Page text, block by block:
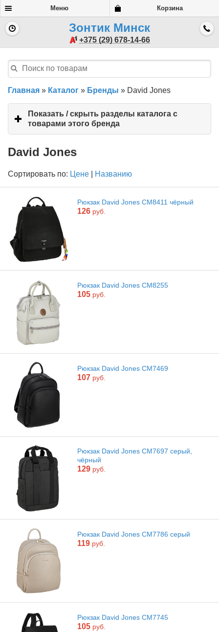
Меню Корзина
Зонтик Минск
+375 (29) 678-14-66
Главная » Каталог » Бренды » David Jones
Показать / скрыть разделы каталога с
товарами этого бренда
to
David Jones
Сортировать по: Цене Названию
Рюкзак David Jones CM8411 чёрный
126 руб.
Рюкзак David Jones CM8255
105 руб.
Рюкзак David Jones CM7469
107 руб.
Рюкзак David Jones CM7697 серый,
чёрный
129 руб.
Рюкзак David Jones CM7786 серый
119 руб.
Рюкзак David Jones CM7745
105 руб.